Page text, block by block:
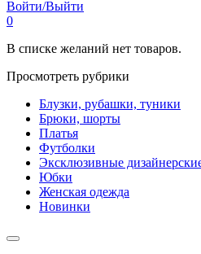
Войти/Выйти
0
В списке желаний нет товаров.
Просмотреть рубрики
Блузки, рубашки, туники
Брюки, шорты
Платья
Футболки
Эксклюзивные
Юбки
Женская одежда
Новинки